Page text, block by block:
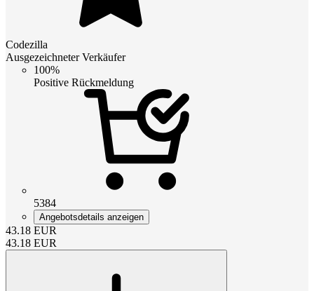
Codezilla
Ausgezeichneter Verkäufer
100%
Positive Rückmeldung
5384
Angebotsdetails anzeigen
43.18 EUR
43.18 EUR